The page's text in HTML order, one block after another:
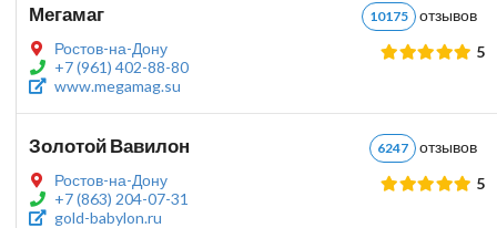
Мегамаг 10175
Ростов-на-Дону
+7 (961) 402-88-80
www.megamag.su
5
Золотой Вавилон 6247
Ростов-на-Дону
+7 (863) 204-07-31
gold-babylon.ru
5